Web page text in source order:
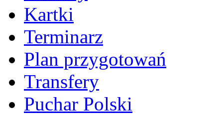
Kartki
Terminarz
Plan przygotowań
Transfery
Puchar Polski